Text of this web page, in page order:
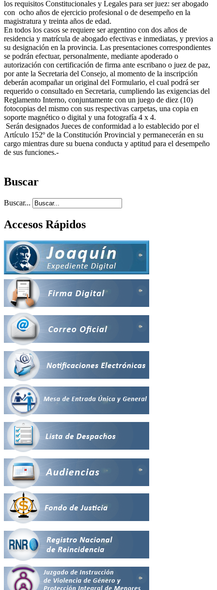
los requisitos Constitucionales y Legales para ser juez: ser abogado
con ocho años de ejercicio profesional o de desempeño en la
magistratura y treinta años de edad.
En todos los casos se requiere ser argentino con dos años de
residencia y matrícula de abogado efectivas e inmediatas, y previos a
su designación en la provincia. Las presentaciones correspondientes
se podrán efectuar, personalmente, mediante apoderado o
autorización con certificación de firma ante escribano o juez de paz,
por ante la Secretaria del Consejo, al momento de la inscripción
deberán acompañar un original del Formulario, el cual podrá ser
requerido o consultado en Secretaria, cumpliendo las exigencias del
Reglamento Interno, conjuntamente con un juego de diez (10)
fotocopias del mismo con sus respectivas carpetas, una copia en
soporte magnético o digital y una fotografía 4 x 4.
Serán designados Jueces de conformidad a lo establecido por el
Artículo 152º de la Constitución Provincial y permanecerán en su
cargo mientras dure su buena conducta y aptitud para el desempeño
de sus funciones.-
Buscar
Buscar...
Accesos Rápidos